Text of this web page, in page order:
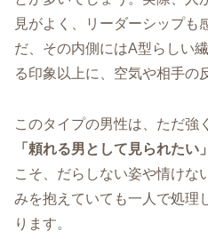
見がよく、リーダーシップも
だ、その内側にはA型らしい
る印象以上に、空気や相手の
このタイプの男性は、ただ強
「頼れる男として見られたい」
こそ、だらしない姿や情けな
みを抱えていても一人で処理
ります。